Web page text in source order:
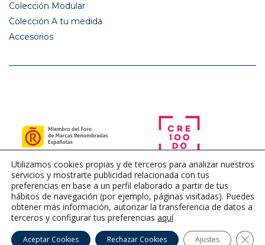
Colección Modular
Colección A tu medida
Accesorios
Utilizamos cookies propias y de terceros para analizar nuestros
servicios y mostrarte publicidad relacionada con tus
preferencias en base a un perfil elaborado a partir de tus
hábitos de navegación (por ejemplo, páginas visitadas). Puedes
obtener más información, autorizar la transferencia de datos a
terceros y configurar tus preferencias aquí
Aceptar Cookies Rechazar Cookies Ajustes